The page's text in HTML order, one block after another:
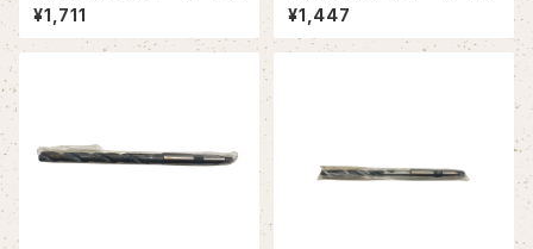
¥1,711 ¥1,447